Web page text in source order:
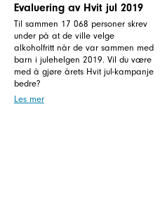
Evaluering av Hvit jul 2019
Til sammen 17 068 personer skrev
under på at de ville velge
alkoholfritt når de var sammen med
barn i julehelgen 2019. Vil du være
med å gjøre årets Hvit jul-kampanje
bedre?
Les mer